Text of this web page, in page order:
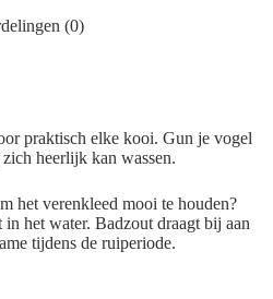
(0)
praktisch elke kooi. Gun je vogel
heerlijk kan wassen.
het verenkleed mooi te houden?
in het water. Badzout draagt bij aan
tijdens de ruiperiode.